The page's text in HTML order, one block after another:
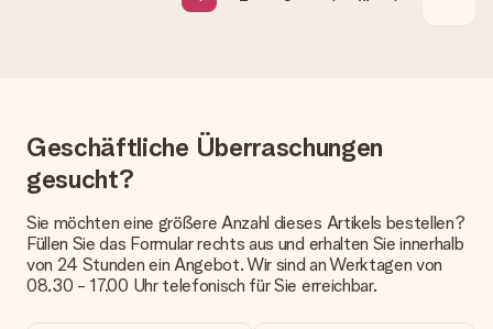
Die aktuelle Lieferzeit steht jeweils auf der Produktseite bei
Derzeit können wir (noch) keine verschiedenen Lieferoptionen
anbieten. Das Geschenk, das bestellt wird, wird als Paket oder
Päckchen versendet. Möchtest du wissen, ob es als Paket
oder Päckchen geliefert wird, kontaktiere bitte unseren
Kundenservice.
Zahlung
Wie kann ich meine Bestellung bezahlen?
Wir bieten die folgenden Zahlungsoptionen an: Vorauskasse
Geschäftliche Überraschungen
gesucht?
Sie möchten eine größere Anzahl dieses Artikels bestellen?
Füllen Sie das Formular rechts aus und erhalten Sie innerhalb
von 24 Stunden ein Angebot. Wir sind an Werktagen von
08.30 - 17.00 Uhr telefonisch für Sie erreichbar.